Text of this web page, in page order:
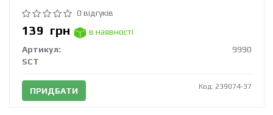
0 відгуків
139 грн
в наявності
Артикул:
9990
SCT
ПРИДБАТИ Код: 239074-37